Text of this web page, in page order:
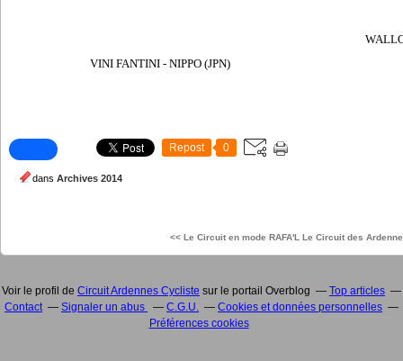
VINI FANTINI - NIPPO (JPN)
Repost 0
dans Archives 2014
<< Le Circuit en mode RAFA'L Le Circuit des
Voir le profil de Circuit Ardennes Cycliste sur le portail Overblog
Top articles
Contact
Signaler un abus C.G.U.
Cookies et données personnelles
Préférences cookies